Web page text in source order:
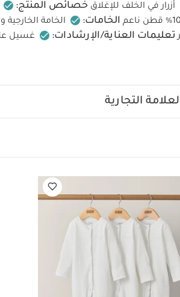
أزرار في الخلف للإغلاق خصائص المنتج:
ناعم الخامات: الخامة الخارجية
تعليمات العناية/الإرشادات: غسيل على 40 درجة
الداكنة بشكل منفصل
قطعة واحدة عضوية بلون أبيض - 3 قطع
التجارية